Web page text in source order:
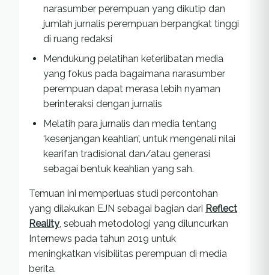
narasumber perempuan yang dikutip dan
jumlah jurnalis perempuan berpangkat tinggi
di ruang redaksi
Mendukung pelatihan keterlibatan media
yang fokus pada bagaimana narasumber
perempuan dapat merasa lebih nyaman
berinteraksi dengan jurnalis
Melatih para jurnalis dan media tentang
‘kesenjangan keahlian’, untuk mengenali nilai
kearifan tradisional dan/atau generasi
sebagai bentuk keahlian yang sah.
Temuan ini memperluas studi percontohan
yang dilakukan EJN sebagai bagian dari Reflect
Reality, sebuah metodologi yang diluncurkan
Internews pada tahun 2019 untuk
meningkatkan visibilitas perempuan di media
berita.